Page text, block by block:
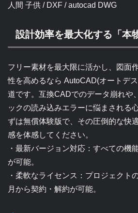
人間 子供 / DXF / autocad DWG
設計効率を最大化する「本
フリー素材を最大限に活かし、図面
性を高めるなら AutoCAD(オートデ
道です。互換CADでのデータ崩れや
ックの読み込みエラーに悩まされる
ずは無償体験版で、その圧倒的な快
感を体感してください。
・最新バージョン対応：すべての機
が可能。
・柔軟なライセンス：プロジェクト
月から契約・解約が可能。